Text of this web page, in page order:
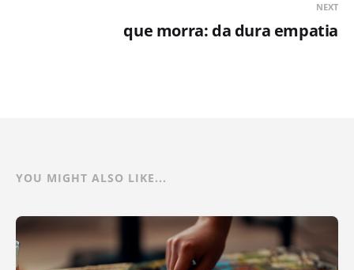
NEXT
que morra: da dura empatia
YOU MIGHT ALSO LIKE...